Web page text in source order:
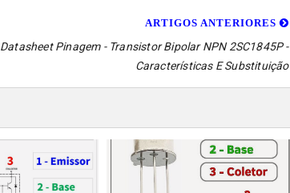
ARTIGOS ANTERIORES
Datasheet Pinagem - Transistor Bipolar NPN 2SC1845P -
Características E Substituição